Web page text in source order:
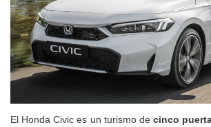
El Honda Civic es un turismo decinco